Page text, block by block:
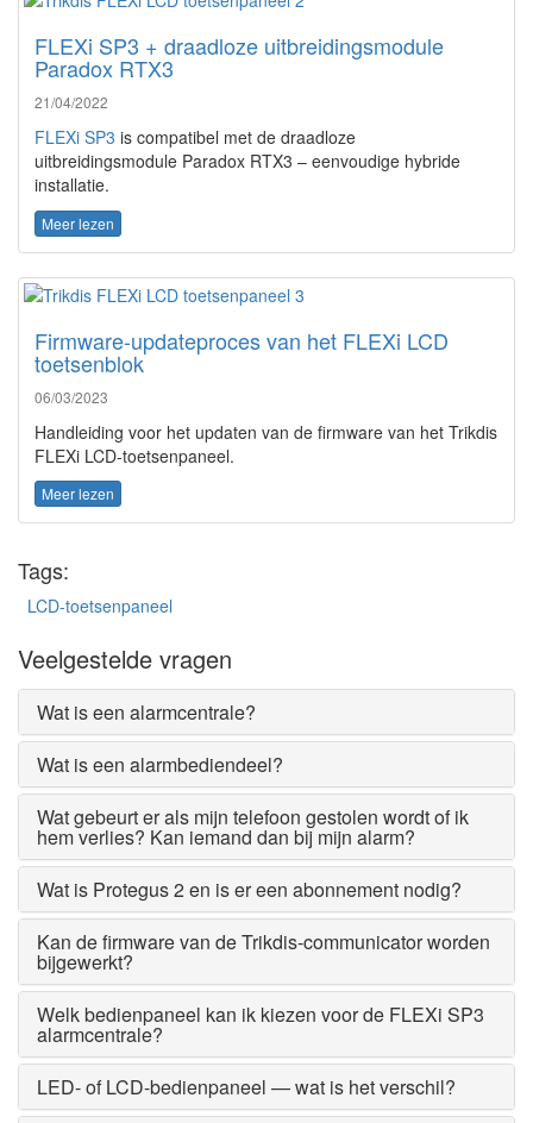
FLEXi SP3 + draadloze uitbreidingsmodule
Paradox RTX3
21/04/2022
FLEXi SP3 is compatibel met de draadloze
uitbreidingsmodule Paradox RTX3 – eenvoudige hybride
installatie.
Meer lezen
Firmware-updateproces van het FLEXi LCD
toetsenblok
06/03/2023
Handleiding voor het updaten van de firmware van het Trikdis
FLEXi LCD-toetsenpaneel.
Meer lezen
Tags:
LCD-toetsenpaneel
Veelgestelde vragen
Wat is een alarmcentrale?
Wat is een alarmbediendeel?
Wat gebeurt er als mijn telefoon gestolen wordt of ik
hem verlies? Kan iemand dan bij mijn alarm?
Wat is Protegus 2 en is er een abonnement nodig?
Kan de firmware van de Trikdis-communicator worden
bijgewerkt?
Welk bedienpaneel kan ik kiezen voor de FLEXi SP3
alarmcentrale?
LED- of LCD-bedienpaneel — wat is het verschil?